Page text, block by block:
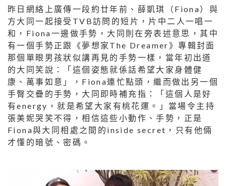
昨日網絡上廣傳一段約廿年前、薛凱琪（Fiona）與
方大同一起接受TVB訪問的短片，片中二人一唱一
和，Fiona一邊做手勢，大同則在旁表述意思，其中
有一個手勢正跟《夢想家The Dreamer》專輯封面
那個單眼男孩狀似講再見的手勢一樣，當年初出道
的大同笑說：「這個姿態就係話希望大家身體健
康、萬事如意」，Fiona連忙點頭，繼而做出另一個
手臀交疊的手勢，大同即時補充指：「這個人是好
有energy，就是希望大家有桃花運。」當場令主持
張美妮哭笑不得，相信這些小動作、手勢，正是
Fiona與大同相處之間的inside secret，只有他倆
才懂的暗號、密碼。